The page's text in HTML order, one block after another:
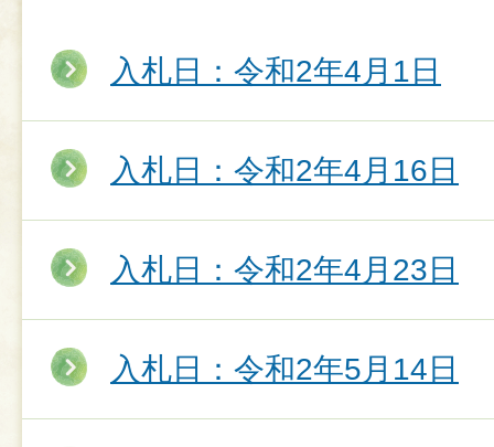
入札日：令和2年4月1日
入札日：令和2年4月16日
入札日：令和2年4月23日
入札日：令和2年5月14日